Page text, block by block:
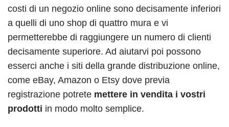
costi di un negozio online sono decisamente inferiori
a quelli di uno shop di quattro mura e vi
permetterebbe di raggiungere un numero di clienti
decisamente superiore. Ad aiutarvi poi possono
esserci anche i siti della grande distribuzione online,
come eBay, Amazon o Etsy dove previa
registrazione potrete mettere in vendita i vostri
prodotti in modo molto semplice.